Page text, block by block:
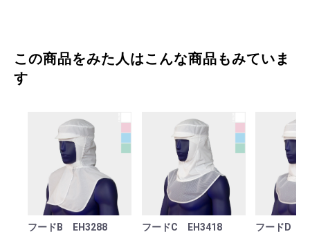
この商品をみた人はこんな商品もみていま
す
フードB EH3288
フードC EH3418
フードD